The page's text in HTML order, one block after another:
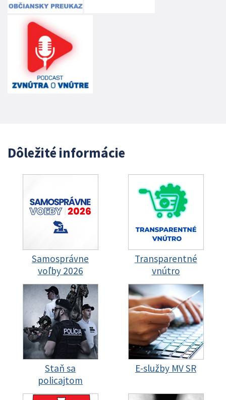
Dôležité informácie
Samosprávne
voľby 2026
Transparentné
vnútro
Staň sa
policajtom
E-služby MV SR